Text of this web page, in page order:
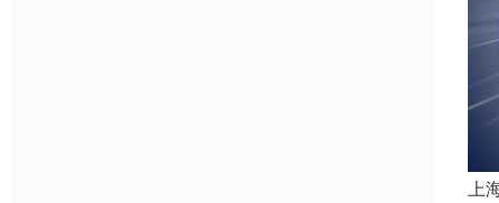
上